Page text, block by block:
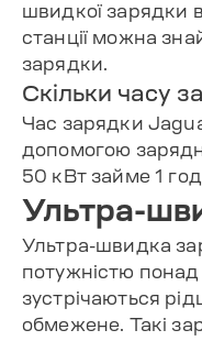
швидкої зарядки в
станції можна
зарядки.
Скільки часу
Час зарядки
допомогою
50 кВт займе 1
Ультра-
Ультра-швидка
потужністю понад
зустрічаються
обмежене. Такі